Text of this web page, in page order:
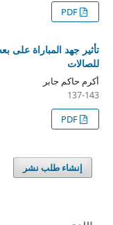
PDF
تأثير جهد المباراة على
للصالات
أكرم حاكم جابر
137-143
PDF
إنشاء طلب نشر